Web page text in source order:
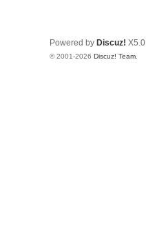
Powered by Discuz! X5.0
© 2001-2026 Discuz! Team